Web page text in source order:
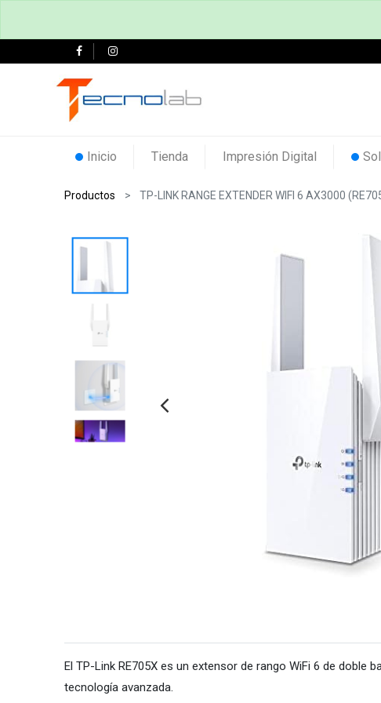
Inicio Tienda Impresión Digital
Productos TP-LINK RANGE EXTENDER WIFI 6 AX3000
El TP-Link RE705X es un extensor de rango WiFi 6 de
tecnología avanzada.